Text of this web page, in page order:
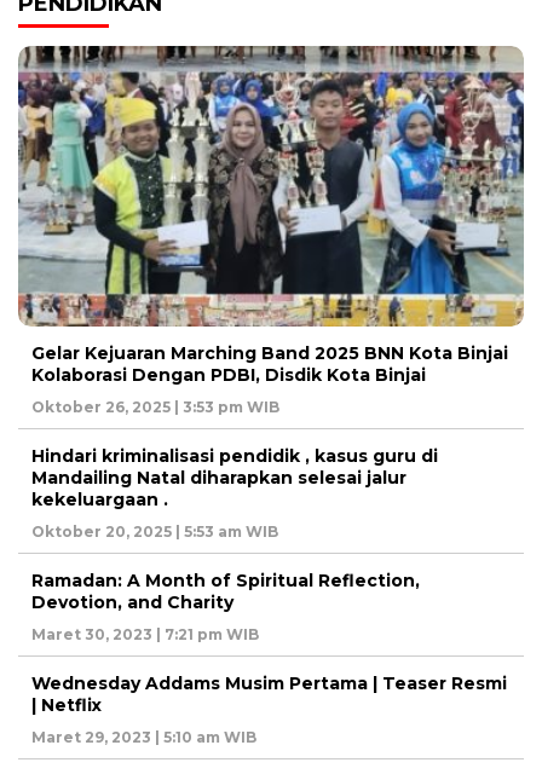
Gelar Kejuaran Marching Band 2025 BNN Kota Binjai
Kolaborasi Dengan PDBI, Disdik Kota Binjai
Oktober 26, 2025 | 3:53 pm WIB
Hindari kriminalisasi pendidik , kasus guru di
Mandailing Natal diharapkan selesai jalur
kekeluargaan .
Oktober 20, 2025 | 5:53 am WIB
Ramadan: A Month of Spiritual Reflection,
Devotion, and Charity
Maret 30, 2023 | 7:21 pm WIB
Wednesday Addams Musim Pertama | Teaser Resmi
| Netflix
Maret 29, 2023 | 5:10 am WIB